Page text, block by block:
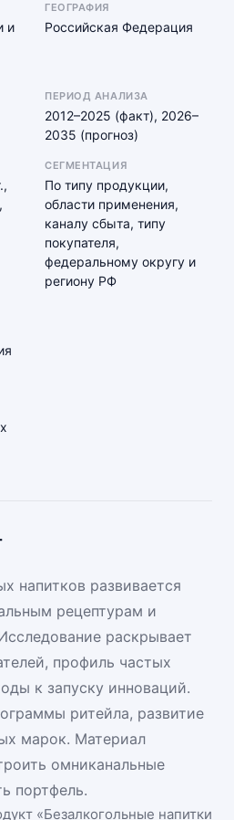
и
ГЕОГРАФИЯ
Российская Федерация
ПЕРИОД АНАЛИЗА
2012–2025 (факт), 2026–
2035 (прогноз)
СЕГМЕНТАЦИЯ
По типу продукции,
области применения,
каналу сбыта, типу
покупателя,
федеральному округу и
региону РФ
напитков развивается
рецептурам и
раскрывает
профиль частых
к запуску инноваций.
ритейла, развитие
марок. Материал
омниканальные
портфель.
«Безалкогольные напитки